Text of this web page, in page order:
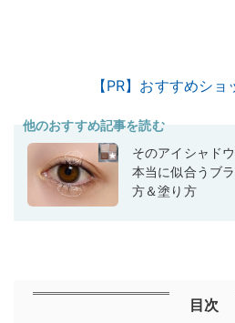
【PR】おすすめシ
他のおすすめ記事を読む
そのアイシャド
本当に似合うブ
方＆塗り方
目次